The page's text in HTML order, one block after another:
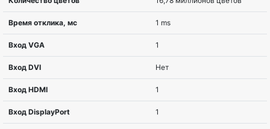
Соотношение сторон
Разрешение 1920 x 1080